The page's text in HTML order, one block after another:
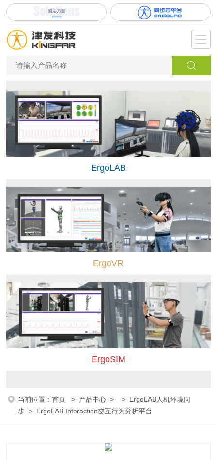
ErgoLAB
ErgoVR
ErgoSIM
当前位置：首页 > 产品中心 > > ErgoLAB人机环境同
步 > ErgoLAB Interaction交互行为分析平台